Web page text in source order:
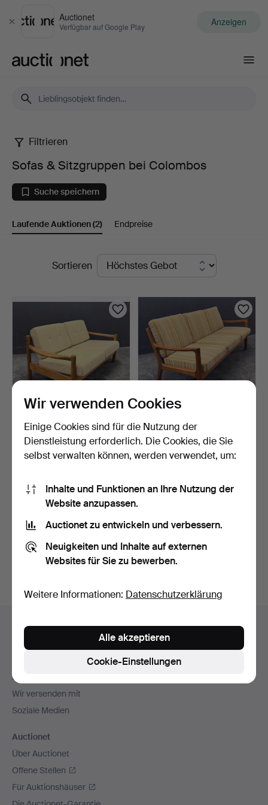
Schließen
Auctionet
Verfügbar auf Google Play Anzeigen
Sofas
Sitzgruppen
bei
Colombos
Filtrieren
Sofas & Sitzgruppen bei Colombos
Suche speichern
Laufende Auktionen(2) Endpreise
LaufendeSortieren
BØRGE JENSEN &
SØNNER. Sofa.
3 Std 37 Min
OLE WANSCHER. Sofa für
Cado.
3 Tage
Suche speichern
Archiv
suchen.
Navigation
Hilfe und Kontakt
Kontakt mit dem Support aufnehmen
Zahlungsweisen
Wir versenden mit
Soziale Medien
Auctionet
Über Auctionet
Offene Stellen
Für Auktionshäuser
Wir verwenden Cookies
Einige Cookies sind für die Nutzung der
Dienstleistung erforderlich. Die Cookies, die Sie
selbst verwalten können, werden verwendet, um:
Inhalte und Funktionen an Ihre Nutzung der
Website anzupassen.
Auctionet zu entwickeln und verbessern.
Neuigkeiten und Inhalte auf externen
Websites für Sie zu bewerben.
Weitere Informationen: Datenschutzerklärung
Cookie-Einstellungen
Alle akzeptieren